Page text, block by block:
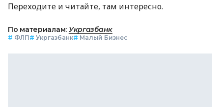
Переходите и читайте, там интересно.
По материалам: Укргазбанк
# ФЛП# Укргазбанк# Малый Бизнес